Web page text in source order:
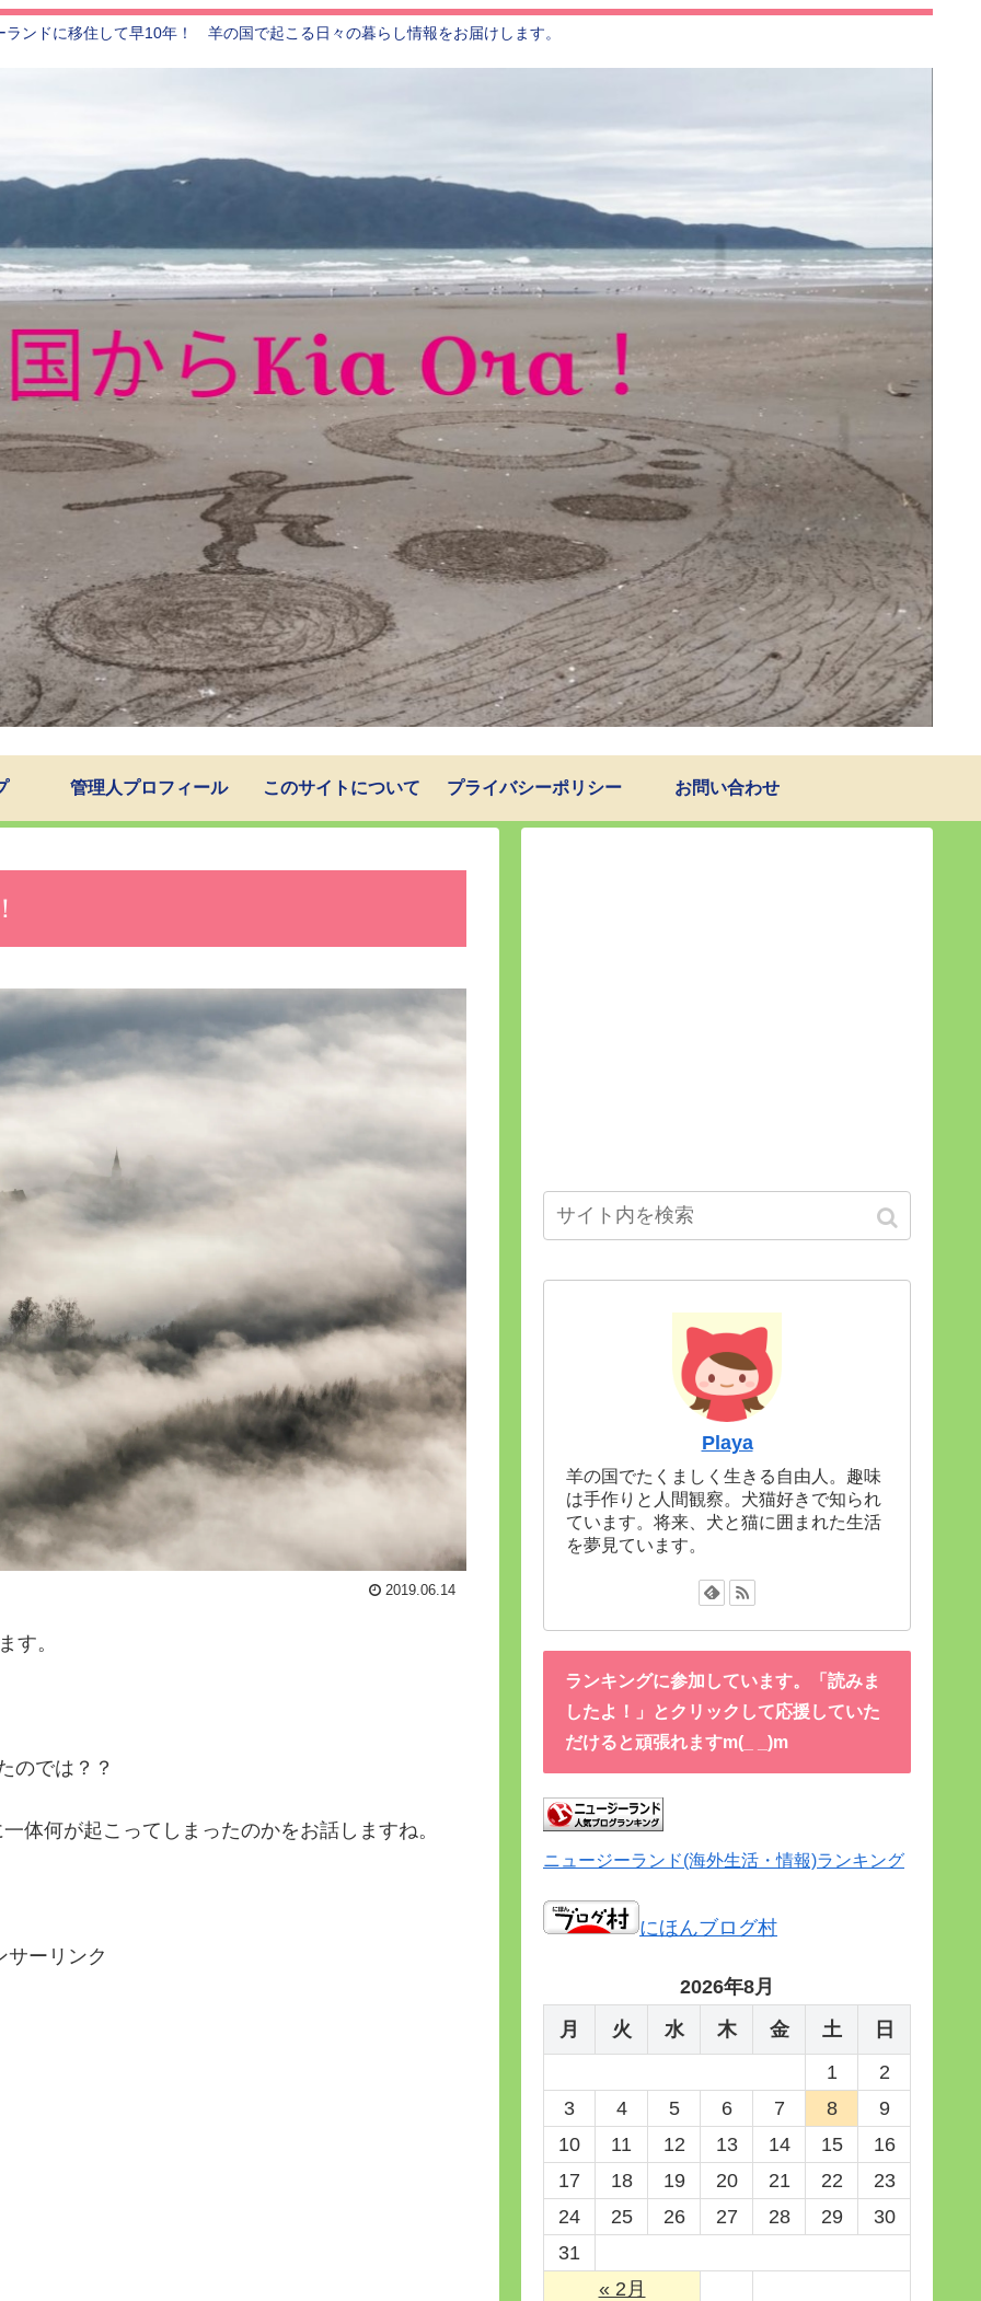
ランドに移住して早10年！ 羊の国で起こる日々の暮らし情報をお届けします。
管理人プロフィール このサイトについて プライバシーポリシー お問い合わせ
2019.06.14
す。
のでは？？
体何が起こってしまったのかをお話しますね。
サーリンク
Playa
羊の国でたくましく生きる自由人。趣味
は手作りと人間観察。犬猫好きで知られ
ています。将来、犬と猫に囲まれた生活
を夢見ています。
ランキングに参加しています。「読みま
したよ！」とクリックして応援していた
だけると頑張れますm(_ _)m
ニュージーランド(海外生活・情報)ランキング
にほんブログ村
2026年8月
月
火 水 木 金 土 日
« 2月
1
2
3
4 5 6 7 8
9
10
11 12 13 14 15
16
17
18 19 20 21 22
23
24
25 26 27 28 29
30
31